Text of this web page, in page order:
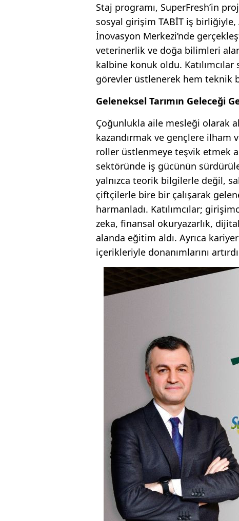
Staj programı, SuperFresh’in
sosyal girişim TABİT iş birliğiyle,
İnovasyon Merkezi’nde
veterinerlik ve doğa bilimleri
kalbine konuk oldu.
görevler üstlenerek hem teknik
Geleneksel Tarımın Geleceği
Çoğunlukla aile mesleği olarak
kazandırmak ve gençlere ilham
roller üstlenmeye teşvik etmek
sektöründe iş gücünün
yalnızca teorik bilgilerle değil,
çiftçilerle bire bir çalışarak
harmanladı. Katılımcılar;
zeka, finansal okuryazarlık,
alanda eğitim aldı. Ayrıca
içerikleriyle donanımlarını